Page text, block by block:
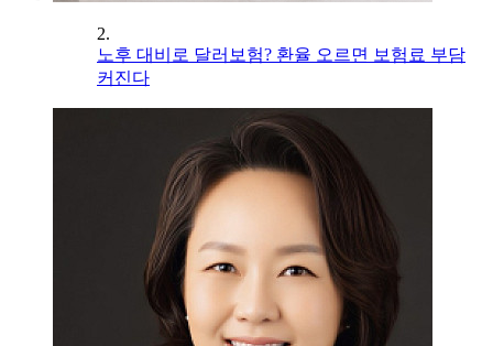
2.
노후 대비로 달러보험? 환율 오르면 보험료 부담
커진다